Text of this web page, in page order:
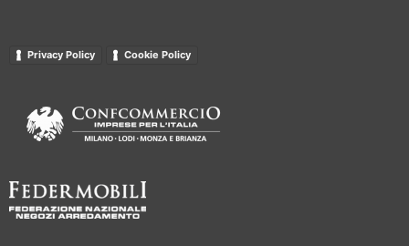
Privacy Policy Cookie Policy